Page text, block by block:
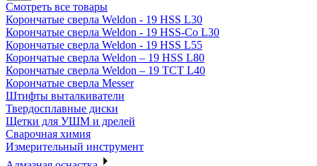
Смотреть все товары
Корончатые сверла Weldon - 19 HSS L30
Корончатые сверла Weldon - 19 HSS-Co L30
Корончатые сверла Weldon - 19 HSS L55
Корончатые сверла Weldon – 19 HSS L80
Корончатые сверла Weldon – 19 TCT L40
Корончатые сверла Messer
Штифты выталкиватели
Твердосплавные диски
Щетки для УШМ и дрелей
Сварочная химия
Измерительный инструмент